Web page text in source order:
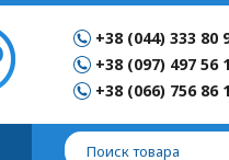
+38 (044) 333 80
+38 (097) 497 56
+38 (066) 756 86